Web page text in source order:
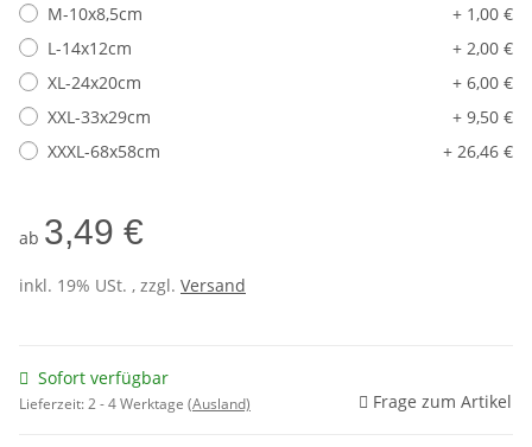
M-10x8,5cm
+ 1,00 €
L-14x12cm
+ 2,00 €
XL-24x20cm
+ 6,00 €
XXL-33x29cm
+ 9,50 €
XXXL-68x58cm
+ 26,46 €
ab 3,49 €
inkl. 19% USt. , zzgl. Versand
Sofort verfügbar
Lieferzeit:2 - 4 Werktage (Ausland) Frage zum Artikel